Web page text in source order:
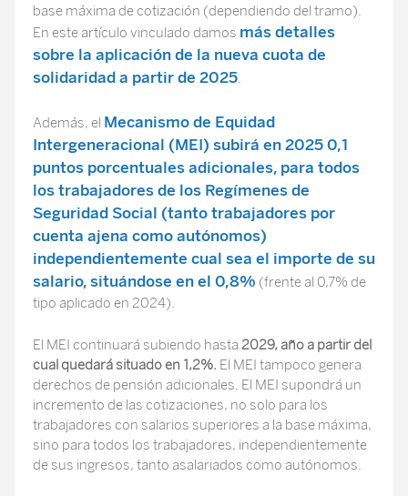
base máxima de cotización (dependiendo del tramo).
En este artículo vinculado damos más detalles
sobre la aplicación de la nueva cuota de
solidaridad a partir de 2025
Además, el Mecanismo de Equidad
Intergeneracional (MEI) subirá en 2025 0,1
puntos porcentuales adicionales, para todos
los trabajadores de los Regímenes de
Seguridad Social (tanto trabajadores por
cuenta ajena como autónomos)
independientemente cual sea el importe de su
salario, situándose en el 0,8% (frente al 0,7% de
tipo aplicado en 2024).
El MEI continuará subiendo hasta 2029, año a partir del
cual quedará situado en 1,2%. El MEI tampoco genera
derechos de pensión adicionales. El MEI supondrá un
incremento de las cotizaciones, no solo para los
trabajadores con salarios superiores a la base máxima,
sino para todos los trabajadores, independientemente
de sus ingresos, tanto asalariados como autónomos.